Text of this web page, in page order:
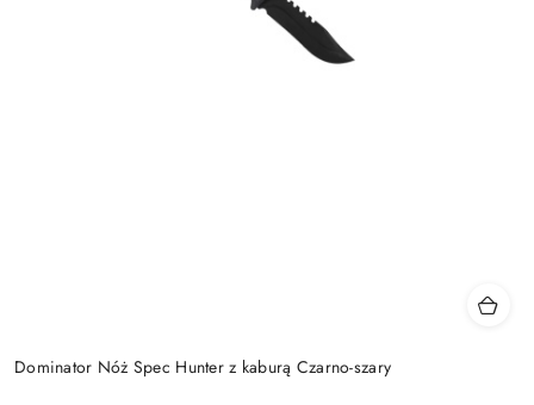
Dominator Nóż Spec Hunter z kaburą Czarno-szary